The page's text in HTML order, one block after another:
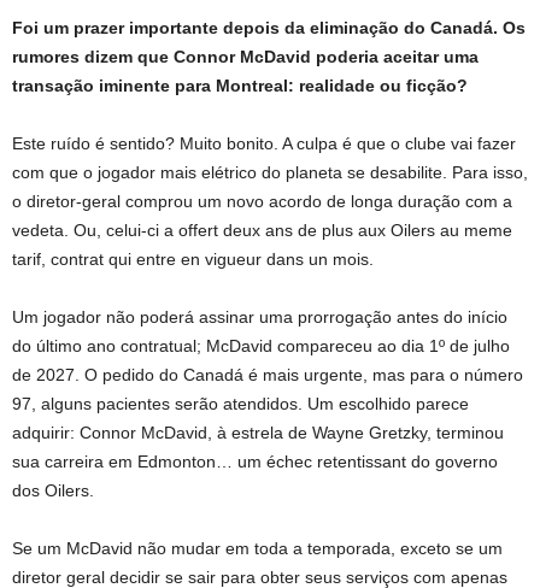
Foi um prazer importante depois da eliminação do Canadá. Os
rumores dizem que Connor McDavid poderia aceitar uma
transação iminente para Montreal: realidade ou ficção?
Este ruído é sentido? Muito bonito. A culpa é que o clube vai fazer
com que o jogador mais elétrico do planeta se desabilite. Para isso,
o diretor-geral comprou um novo acordo de longa duração com a
vedeta. Ou, celui-ci a offert deux ans de plus aux Oilers au meme
tarif, contrat qui entre en vigueur dans un mois.
Um jogador não poderá assinar uma prorrogação antes do início
do último ano contratual; McDavid compareceu ao dia 1º de julho
de 2027. O pedido do Canadá é mais urgente, mas para o número
97, alguns pacientes serão atendidos. Um escolhido parece
adquirir: Connor McDavid, à estrela de Wayne Gretzky, terminou
sua carreira em Edmonton… um échec retentissant do governo
dos Oilers.
Se um McDavid não mudar em toda a temporada, exceto se um
diretor geral decidir se sair para obter seus serviços com apenas